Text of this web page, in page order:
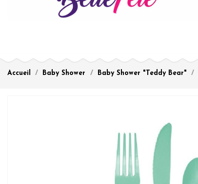
Accueil Baby Shower Baby Shower "Teddy Bear"